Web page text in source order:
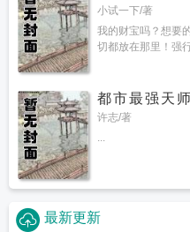
小试一下/著
我的财宝吗？想要
切都放在那里！强
都市最强天师
许志/著
...
最新更新